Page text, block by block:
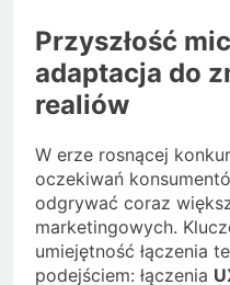
Przyszłość
adaptacja do
realiów
W erze rosnącej
oczekiwań
odgrywać coraz
marketingowych.
umiejętność łączenia
podejściem: łączenia